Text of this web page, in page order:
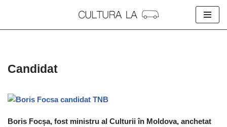
Candidat
Boris Focșa, fost ministru al Culturii în Moldova, anchetat